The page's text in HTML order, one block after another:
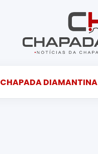
CHAPADA DIAMANTINA